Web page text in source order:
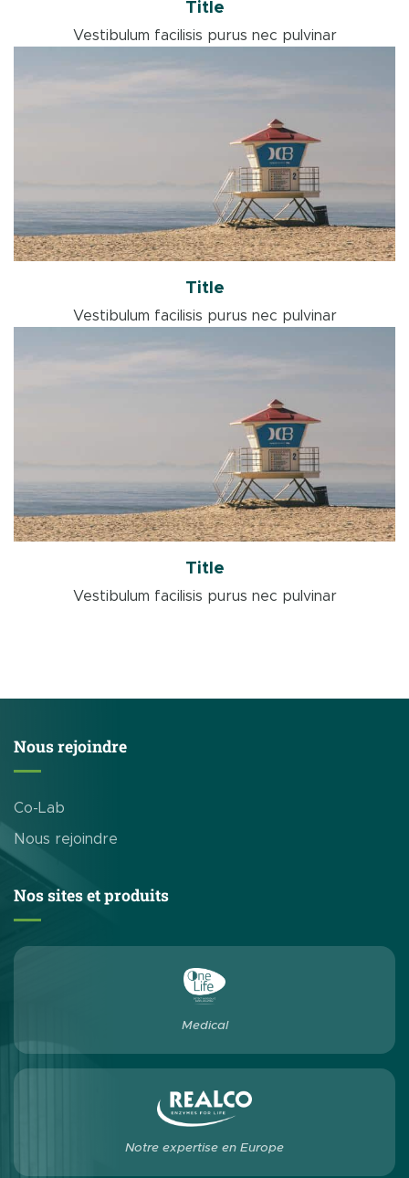
Title
Vestibulum facilisis purus nec pulvinar
Title
Vestibulum facilisis purus nec pulvinar
Title
Vestibulum facilisis purus nec pulvinar
Nous rejoindre
Co-Lab
Nous rejoindre
Nos sites et produits
Medical
Notre expertise en Europe